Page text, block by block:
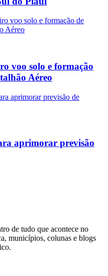
voo solo e formação
Aéreo
aprimorar previsão
de tudo que acontece no
municípios, colunas e blogs